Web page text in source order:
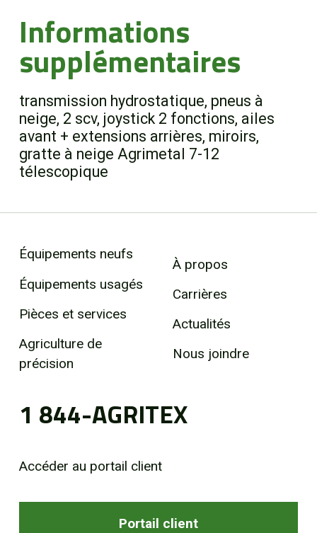
Informations
supplémentaires
transmission hydrostatique, pneus à
neige, 2 scv, joystick 2 fonctions, ailes
avant + extensions arrières, miroirs,
gratte à neige Agrimetal 7-12
télescopique
Équipements neufs
Équipements usagés
Pièces et services
Agriculture de
précision
À propos
Carrières
Actualités
Nous joindre
1 844-AGRITEX
Accéder au portail client
Portail client